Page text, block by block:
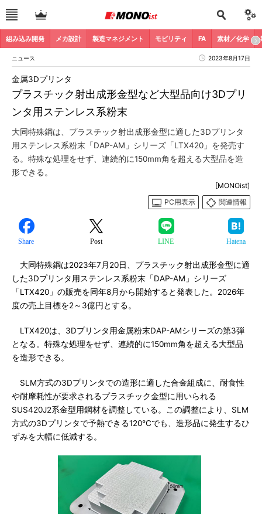
組み込み開発 メカ設計 製造マネジメント モビリティ FA 素材／化学
ニュース 2023年8月17日
プラスチック射出成形金型など大型品向け3Dプリ
ンタ用ステンレス系粉末
金属3Dプリンタ
大同特殊鋼は、プラスチック射出成形金型に適した3Dプリンタ
用ステンレス系粉末「DAP-AM」シリーズ「LTX420」を発売す
る。特殊な処理をせず、連続的に150mm角を超える大型品を造
形できる。
[MONOist]
PC用表示
関連情報
Share Post LINE Hatena
大同特殊鋼は2023年7月20日、プラスチック射出成形金型に適
した3Dプリンタ用ステンレス系粉末「DAP-AM」シリーズ
「LTX420」の販売を同年8月から開始すると発表した。2026年
度の売上目標を2～3億円とする。
LTX420は、3Dプリンタ用金属粉末DAP-AMシリーズの第3弾
となる。特殊な処理をせず、連続的に150mm角を超える大型品
を造形できる。
SLM方式の3Dプリンタでの造形に適した合金組成に、耐食性
や耐摩耗性が要求されるプラスチック金型に用いられる
SUS420J2系金型用鋼材を調整している。この調整により、SLM
方式の3Dプリンタで予熱できる120℃でも、造形品に発生するひ
ずみを大幅に低減する。